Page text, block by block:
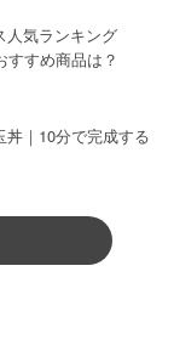
人気ランキング
すすめ商品は？
｜10分で完成する